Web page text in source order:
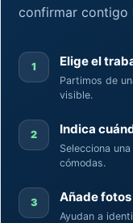
confirmar contigo
1 Elige el
Partimos de
visible.
2 Indica
Selecciona
cómodas.
3 Añade fotos
Ayudan a